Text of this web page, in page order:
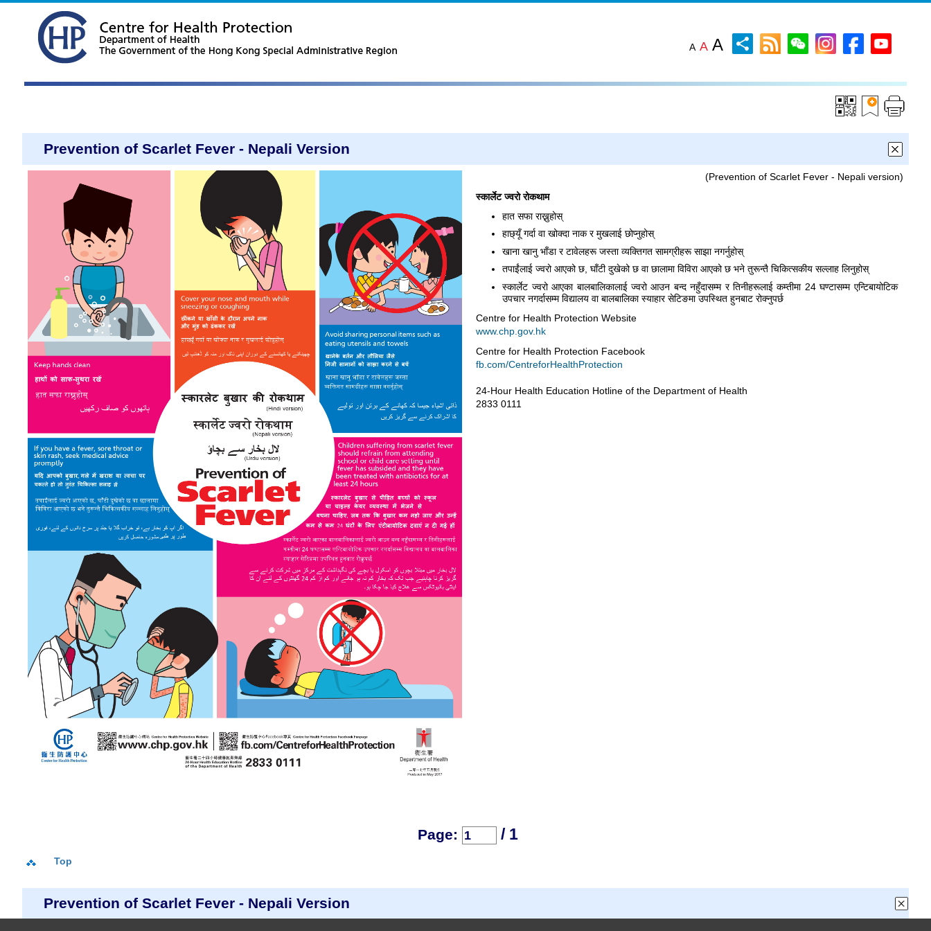
A A A
Prevention of Scarlet Fever - Nepali Version
(Prevention of Scarlet Fever - Nepali version)
स्कार्लेट ज्वरो रोकथाम
हात सफा राख्नुहोस्
हाछ्यूँ गर्दा वा खोक्दा नाक र मुखलाई छोप्नुहोस्
खाना खानु भाँडा र टावेलहरू जस्ता व्यक्तिगत सामग्रीहरू साझा नगर्नुहोस्
तपाईंलाई ज्वरो आएको छ, घाँटी दुखेको छ वा छालामा विविरा आएको छ भने तुरून्तै चिकित्सकीय सल्लाह लिनुहोस्
स्कार्लेट ज्वरो आएका बालबालिकालाई ज्वरो आउन बन्द नहुँदासम्म र तिनीहरूलाई कम्तीमा 24 घण्टासम्म एन्टिबायोटिक
उपचार नगर्दासम्म विद्यालय वा बालबालिका स्याहार सेटिङमा उपस्थित हुनबाट रोक्नुपर्छ
Centre for Health Protection Website
www.chp.gov.hk
Centre for Health Protection Facebook
fb.com/CentreforHealthProtection
24-Hour Health Education Hotline of the Department of Health
2833 0111
Page: / 1
Top
Prevention of Scarlet Fever - Nepali Version